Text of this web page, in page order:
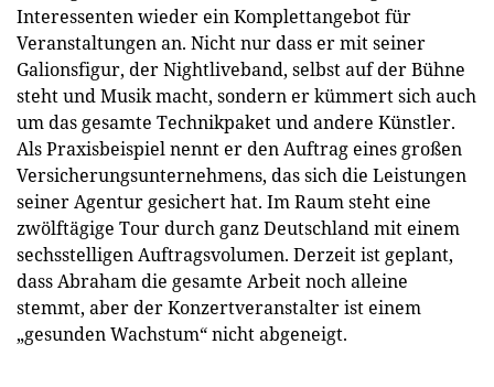
Interessenten wieder ein Komplettangebot für
Veranstaltungen an. Nicht nur dass er mit seiner
Galionsfigur, der Nightliveband, selbst auf der Bühne
steht und Musik macht, sondern er kümmert sich auch
um das gesamte Technikpaket und andere Künstler.
Als Praxisbeispiel nennt er den Auftrag eines großen
Versicherungsunternehmens, das sich die Leistungen
seiner Agentur gesichert hat. Im Raum steht eine
zwölftägige Tour durch ganz Deutschland mit einem
sechsstelligen Auftragsvolumen. Derzeit ist geplant,
dass Abraham die gesamte Arbeit noch alleine
stemmt, aber der Konzertveranstalter ist einem
„gesunden Wachstum“ nicht abgeneigt.